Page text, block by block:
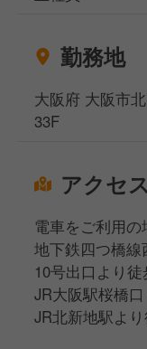
勤務地
大阪府 大阪市
33F
アクセス
電車をご利用の
地下鉄四つ橋線
10号出口より徒
JR大阪駅桜橋
JR北新地駅よ